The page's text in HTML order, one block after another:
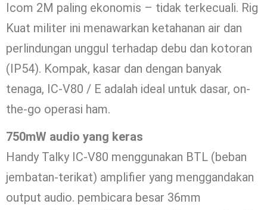
Icom 2M paling ekonomis – tidak terkecuali. Rig
Kuat militer ini menawarkan ketahanan air dan
perlindungan unggul terhadap debu dan kotoran
(IP54). Kompak, kasar dan dengan banyak
tenaga, IC-V80 / E adalah ideal untuk dasar, on-
the-go operasi ham.
750mW audio yang keras
Handy Talky IC-V80 menggunakan BTL (beban
jembatan-terikat) amplifier yang menggandakan
output audio. pembicara besar 36mm